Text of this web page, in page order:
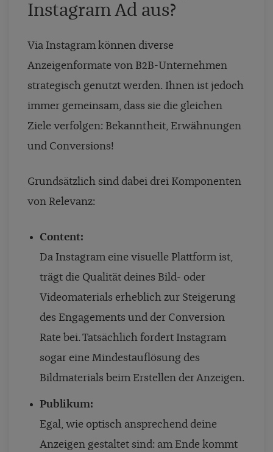
Instagram Ad aus?
Via Instagram können diverse
Anzeigenformate von B2B-Unternehmen
strategisch genutzt werden. Ihnen ist jedoch
immer gemeinsam, dass sie die gleichen
Ziele verfolgen: Bekanntheit, Erwähnungen
und Conversions!
Grundsätzlich sind dabei drei Komponenten
von Relevanz:
Content:
Da Instagram eine visuelle Plattform ist,
trägt die Qualität deines Bild- oder
Videomaterials erheblich zur Steigerung
des Engagements und der Conversion
Rate bei. Tatsächlich fordert Instagram
sogar eine Mindestauflösung des
Bildmaterials beim Erstellen der Anzeigen.
Publikum:
Egal, wie optisch ansprechend deine
Anzeigen gestaltet sind: am Ende kommt